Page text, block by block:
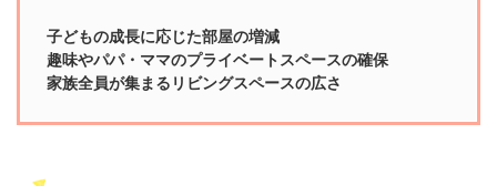
子どもの成長に応じた部屋の増減
趣味やパパ・ママのプライベートスペースの確保
家族全員が集まるリビングスペースの広さ